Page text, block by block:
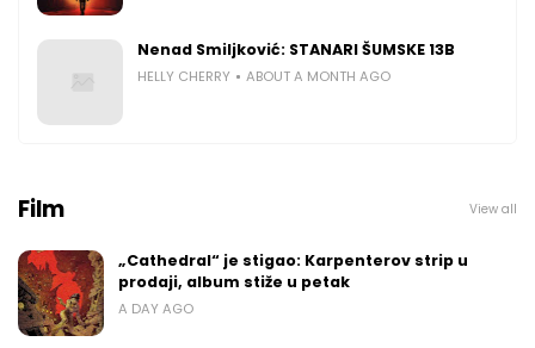
Nenad Smiljković: STANARI ŠUMSKE 13B
HELLY CHERRY ABOUT A MONTH AGO
Film View all
„Cathedral“ je stigao: Karpenterov strip u
prodaji, album stiže u petak
A DAY AGO